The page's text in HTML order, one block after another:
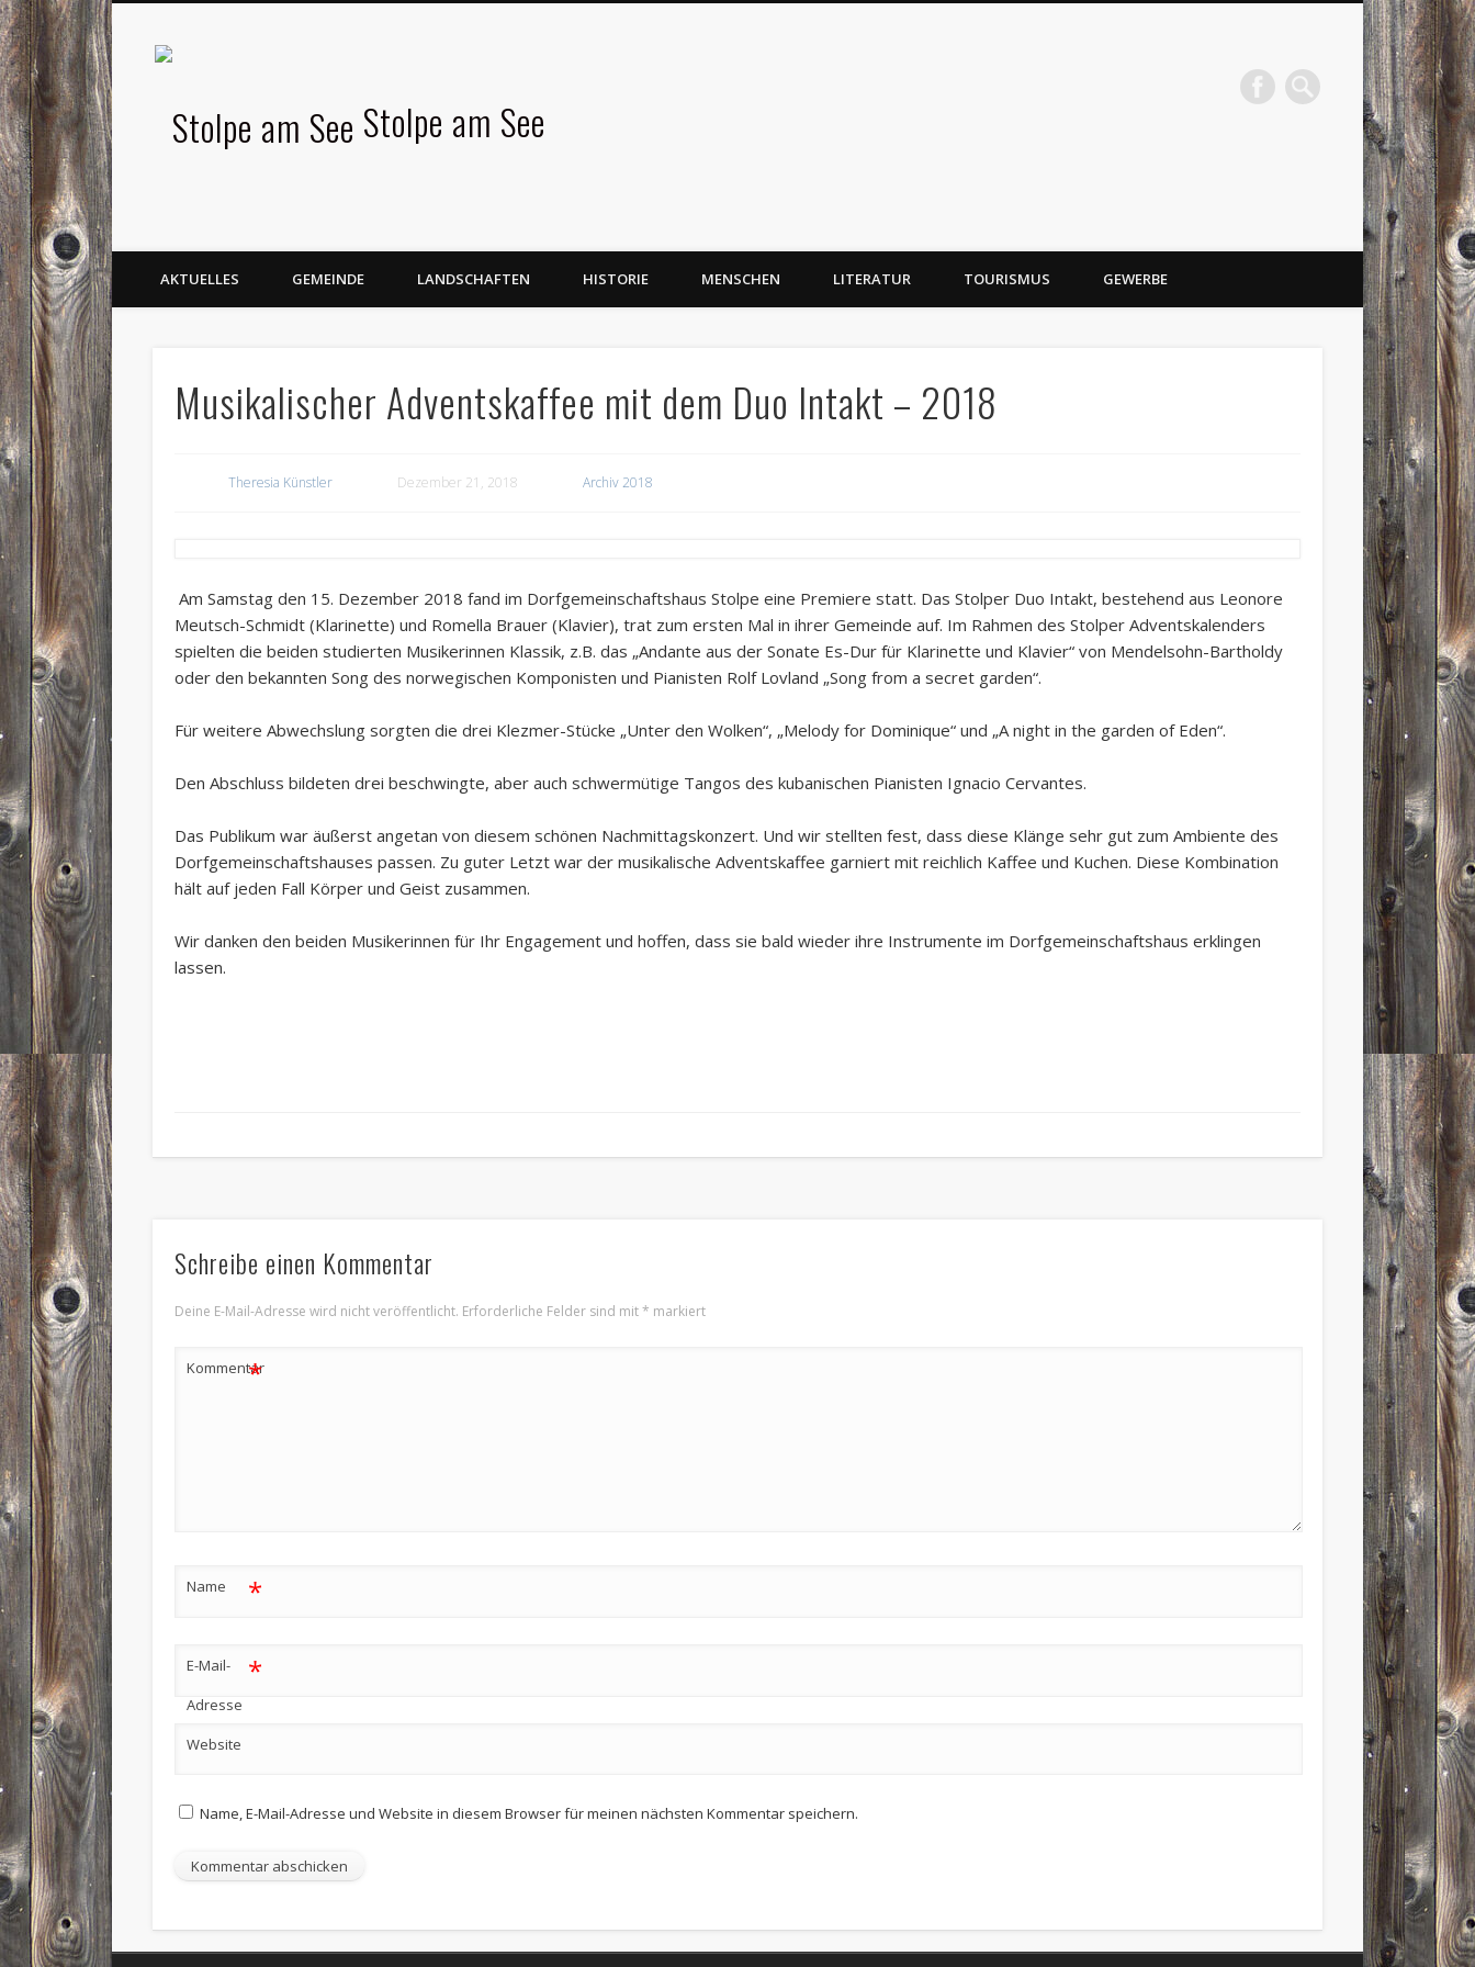
Stolpe am See
AKTUELLES GEMEINDE LANDSCHAFTEN HISTORIE MENSCHEN LITERATUR TOURISMUS GEWERBE
Musikalischer Adventskaffee mit dem Duo Intakt – 2018
Theresia Künstler Dezember 21, 2018 Archiv 2018
Am Samstag den 15. Dezember 2018 fand im Dorfgemeinschaftshaus Stolpe eine Premiere statt. Das Stolper Duo Intakt, bestehend aus Leonore
Meutsch-Schmidt (Klarinette) und Romella Brauer (Klavier), trat zum ersten Mal in ihrer Gemeinde auf. Im Rahmen des Stolper Adventskalenders
spielten die beiden studierten Musikerinnen Klassik, z.B. das „Andante aus der Sonate Es-Dur für Klarinette und Klavier“ von Mendelsohn-Bartholdy
oder den bekannten Song des norwegischen Komponisten und Pianisten Rolf Lovland „Song from a secret garden“.
Für weitere Abwechslung sorgten die drei Klezmer-Stücke „Unter den Wolken“, „Melody for Dominique“ und „A night in the garden of Eden“.
Den Abschluss bildeten drei beschwingte, aber auch schwermütige Tangos des kubanischen Pianisten Ignacio Cervantes.
Das Publikum war äußerst angetan von diesem schönen Nachmittagskonzert. Und wir stellten fest, dass diese Klänge sehr gut zum Ambiente des
Dorfgemeinschaftshauses passen. Zu guter Letzt war der musikalische Adventskaffee garniert mit reichlich Kaffee und Kuchen. Diese Kombination
hält auf jeden Fall Körper und Geist zusammen.
Wir danken den beiden Musikerinnen für Ihr Engagement und hoffen, dass sie bald wieder ihre Instrumente im Dorfgemeinschaftshaus erklingen
lassen.
Schreibe einen Kommentar
Deine E-Mail-Adresse wird nicht veröffentlicht. Erforderliche Felder sind mit* markiert
Kommentar
*
Name *
E-Mail-
Adresse
*
Website
Name, E-Mail-Adresse und Website in diesem Browser für meinen nächsten Kommentar speichern.